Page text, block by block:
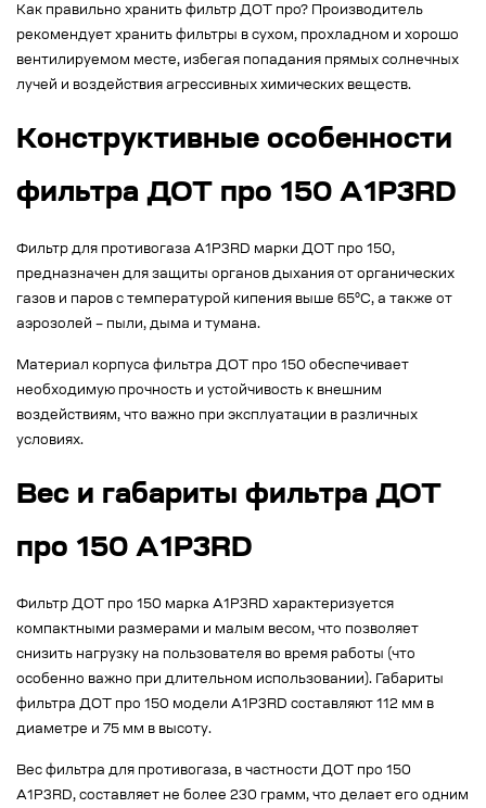
Как правильно хранить фильтр ДОТ про? Производитель
рекомендует хранить фильтры в сухом, прохладном и хорошо
вентилируемом месте, избегая попадания прямых солнечных
лучей и воздействия агрессивных химических веществ.
Конструктивные особенности
фильтра ДОТ про 150 А1Р3RD
Фильтр для противогаза А1Р3RD марки ДОТ про 150,
предназначен для защиты органов дыхания от органических
газов и паров с температурой кипения выше 65°С, а также от
аэрозолей – пыли, дыма и тумана.
Материал корпуса фильтра ДОТ про 150 обеспечивает
необходимую прочность и устойчивость к внешним
воздействиям, что важно при эксплуатации в различных
условиях.
Вес и габариты фильтра ДОТ
про 150 А1Р3RD
Фильтр ДОТ про 150 марка А1Р3RD характеризуется
компактными размерами и малым весом, что позволяет
снизить нагрузку на пользователя во время работы (что
особенно важно при длительном использовании). Габариты
фильтра ДОТ про 150 модели А1Р3RD составляют 112 мм в
диаметре и 75 мм в высоту.
Вес фильтра для противогаза, в частности ДОТ про 150
А1Р3RD, составляет не более 230 грамм, что делает его одним